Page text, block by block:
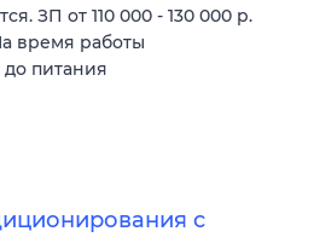
ЗП от 110 000 - 130 000 р.
время работы
питания
с